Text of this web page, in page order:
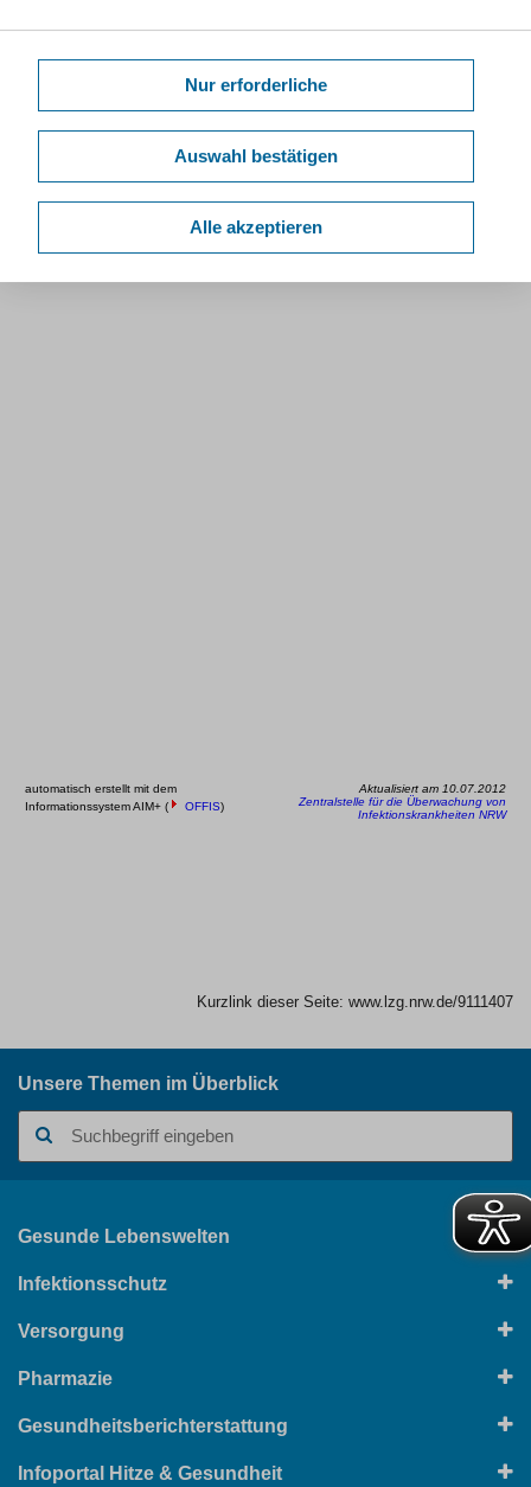
Kurzlink dieser Seite: www.lzg.nrw.de/9111407
Unsere Themen im Überblick
Gesunde Lebenswelten
Infektionsschutz
Versorgung
Pharmazie
Gesundheitsberichterstattung
Infoportal Hitze & Gesundheit
Nur erforderliche
Auswahl bestätigen
Alle akzeptieren